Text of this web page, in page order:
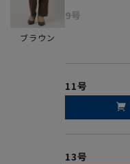
ブラウン
9号
11号
13号